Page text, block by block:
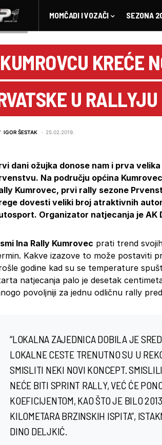
MOMČADI I VOZAČI SEZONA
KREĆE
U RALLYJU
IGOR ŠESTAK 25.02.2019.
dani ožujka donose nam i prva
Na području općina
Kumrovec, prvi rally sezone
dovesti veliki broj atraktivnih
Organizator natjecanja je AK
Ina Rally Kumrovec prati trend
Kakve izazove to može postaviti
godine kad su se temperature
natjecanja palo je desetak
povoljniji za jednu odličnu rally
“LOKALNA ZAJEDNICA DOBILA JE
LOKALNE CESTE TRENUTNO SU U
SMISLITI NEKI NOVI KONCEPT.
NEĆE BITI SPRINT RALLY, VEĆ ĆE
KOEFICIJENTOM, KAO ŠTO JE BILO
KILOMETARA BRZINSKIH ISPITA”,
DINO DELJKIĆ.